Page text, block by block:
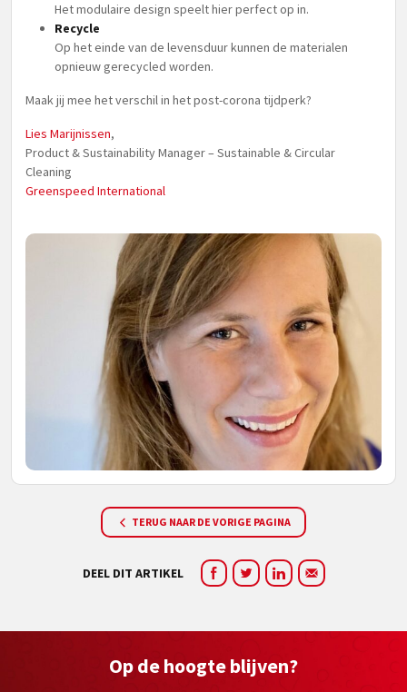
Het modulaire design speelt hier perfect op in.
Recycle
Op het einde van de levensduur kunnen de materialen
opnieuw gerecycled worden.
Maak jij mee het verschil in het post-corona tijdperk?
Lies Marijnissen,
Product & Sustainability Manager – Sustainable & Circular
Cleaning
Greenspeed International
TERUG NAAR DE VORIGE PAGINA
DEEL DIT ARTIKEL
Op de hoogte blijven?